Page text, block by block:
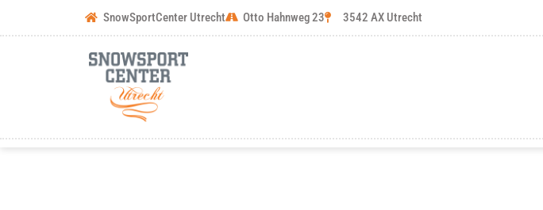
SnowSportCenter Utrecht Otto Hahnweg 23 3542 AX Utrecht